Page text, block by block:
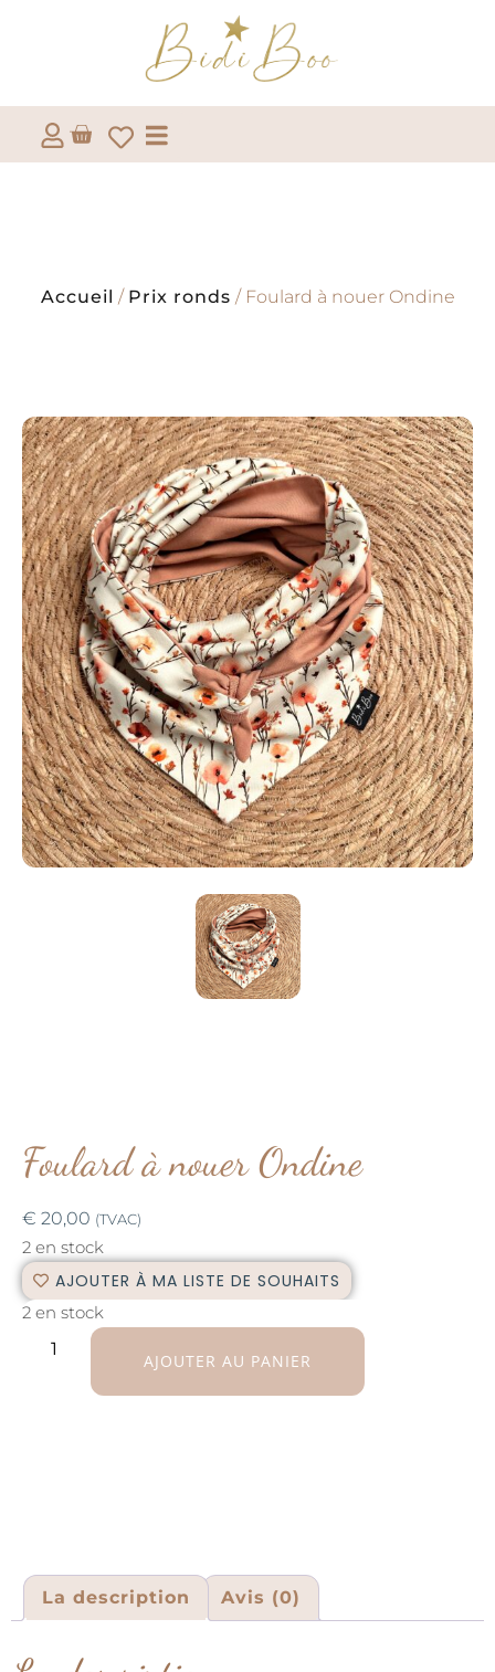
Accueil / Prix ronds / Foulard à nouer Ondine
Foulard à nouer Ondine
€ 20,00 (TVAC)
2 en stock
AJOUTER À MA LISTE DE SOUHAITS
2 en stock
AJOUTER AU PANIER
La description Avis (0)